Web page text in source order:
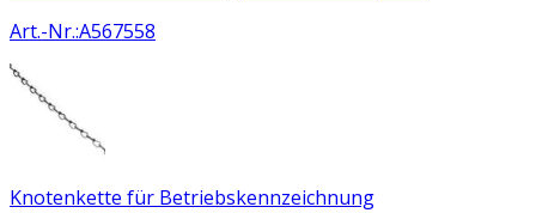
Art.-Nr.:A567558
Knotenkette für Betriebskennzeichnung